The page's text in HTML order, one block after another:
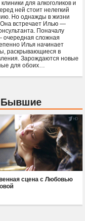
для алкоголиков и
ней стоит нелегкий
Но однажды в жизни
встречает Илью —
Поначалу
очередная сложная
Илья начинает
раскрывающиеся в
Зарождаются новые
для обоих…
сцена с Любовью